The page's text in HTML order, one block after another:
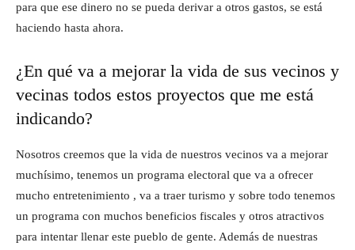
para que ese dinero no se pueda derivar a otros gastos, se está
haciendo hasta ahora.
¿En qué va a mejorar la vida de sus vecinos y
vecinas todos estos proyectos que me está
indicando?
Nosotros creemos que la vida de nuestros vecinos va a mejorar
muchísimo, tenemos un programa electoral que va a ofrecer
mucho entretenimiento , va a traer turismo y sobre todo tenemos
un programa con muchos beneficios fiscales y otros atractivos
para intentar llenar este pueblo de gente. Además de nuestras